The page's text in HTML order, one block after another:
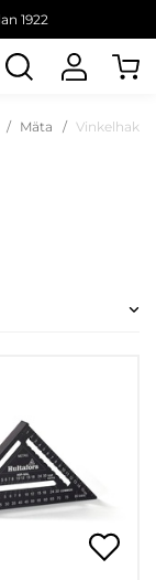
1922
Mäta Vinkelhakar